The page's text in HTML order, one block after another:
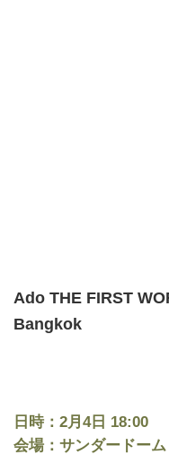
Ado THE FIRST
Bangkok
日時：2月4日 18:00
会場：サンダードー